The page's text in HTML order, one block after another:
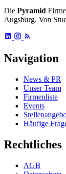
Die Pyramid
Augsburg. Von
Navigation
News & PR
Unser Team
Firmenliste
Events
Häufige
Rechtliches
AGB